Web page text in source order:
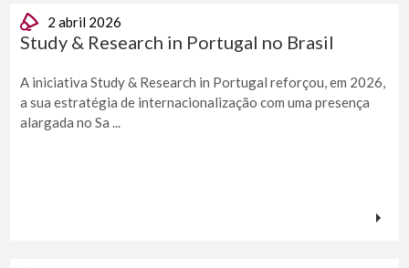
2 abril 2026
Study & Research in Portugal no Brasil
A iniciativa Study & Research in Portugal reforçou, em 2026,
a sua estratégia de internacionalização com uma presença
alargada no Sa ...